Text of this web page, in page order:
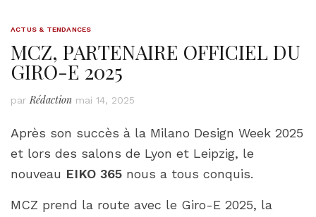
ACTUS & TENDANCES
MCZ, PARTENAIRE OFFICIEL DU
GIRO-E 2025
parRédaction mai 14, 2025
Après son succès à la Milano Design Week 2025
et lors des salons de Lyon et Leipzig, le
nouveau EIKO 365 nous a tous conquis.
MCZ prend la route avec le Giro-E 2025, la